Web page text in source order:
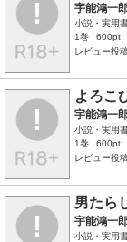
宇能鴻一
小説・実用
1巻
600pt
レビュー投
よろこ
宇能鴻一
小説・実用
1巻
600pt
レビュー投
男たら
宇能鴻一
小説・実用